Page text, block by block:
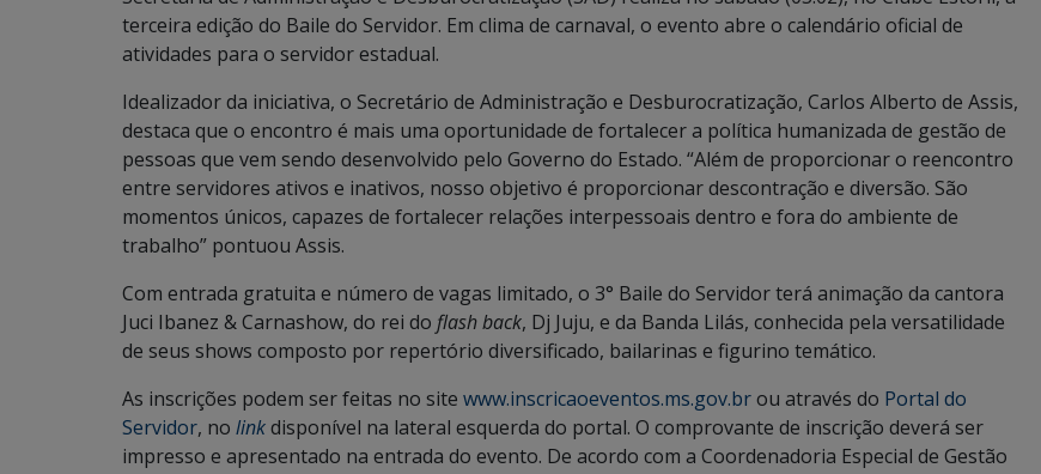
terceira edição do Baile do Servidor. Em clima de carnaval, o evento abre o calendário oficial de
atividades para o servidor estadual.
Idealizador da iniciativa, o Secretário de Administração e Desburocratização, Carlos Alberto de Assis,
destaca que o encontro é mais uma oportunidade de fortalecer a política humanizada de gestão de
pessoas que vem sendo desenvolvido pelo Governo do Estado. “Além de proporcionar o reencontro
entre servidores ativos e inativos, nosso objetivo é proporcionar descontração e diversão. São
momentos únicos, capazes de fortalecer relações interpessoais dentro e fora do ambiente de
trabalho” pontuou Assis.
Com entrada gratuita e número de vagas limitado, o 3° Baile do Servidor terá animação da cantora
Juci Ibanez & Carnashow, do rei do flash back, Dj Juju, e da Banda Lilás, conhecida pela versatilidade
de seus shows composto por repertório diversificado, bailarinas e figurino temático.
As inscrições podem ser feitas no site www.inscricaoeventos.ms.gov.brou através do Portal do
Servidor, no linkdisponível na lateral esquerda do portal. O comprovante de inscrição deverá ser
impresso e apresentado na entrada do evento. De acordo com a Coordenadoria Especial de Gestão